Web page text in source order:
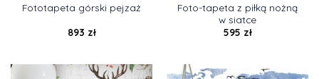
Fototapeta górski pejzaż
893 zł
Foto-tapeta z piłką nożną
w siatce
595 zł